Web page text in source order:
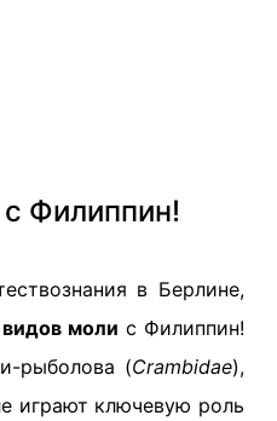
Филиппин!
в Берлине,
моли с Филиппин!
рыболова (Crambidae),
играют ключевую роль